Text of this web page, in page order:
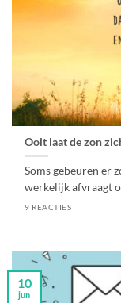
Ooit laat de zon
Soms gebeuren er
werkelijk afvraagt
9 REACTIES
10
jun